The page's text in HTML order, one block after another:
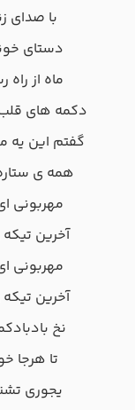
با صدای
دستای
ماه از
دکمه های
گفتم این
همه ی
مهربونی
آخرین
مهربونی
آخرین
نخ
تا هرجا
یجوری